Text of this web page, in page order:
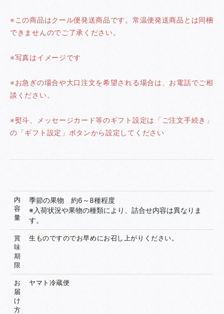
お買い物を続ける
※この商品はクール便発送商品です。常温便発送商品とは同梱
できませんのでご了承ください。
※写真はイメージです
※お急ぎの場合や大口注文を希望される場合は、お電話でご相
談ください。
※熨斗、メッセージカード等のギフト設定は「ご注文手続き」
の「ギフト設定」ボタンから設定してください
内
容
量
季節の果物 約6～8種程度
※入荷状況や果物の種類により、詰合せ内容は異なりま
す。
賞
味
期
限
生ものですのでお早めにお召し上がりください。
お
届
け
方
ヤマト冷蔵便